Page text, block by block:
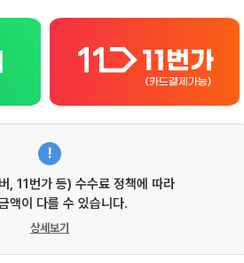
!
, 11번가 등) 수수료 정책에 따라
액이 다를 수 있습니다.
상세보기